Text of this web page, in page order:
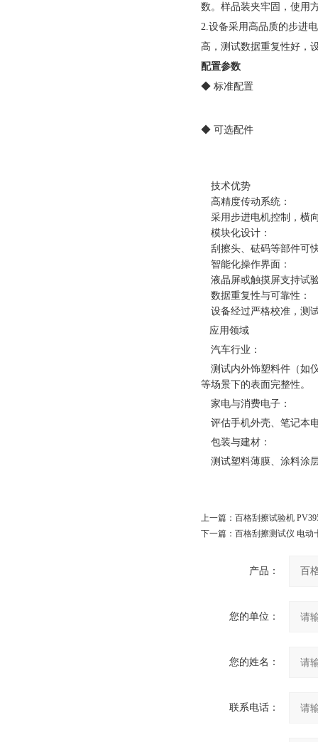
数。样品装夹牢固，使用
2.设备采用高品质的步进
高，测试数据重复性好，
配置参数
◆ 标准配置
◆ 可选配件
技术优势
高精度传动系统：
采用步进电机控制，横
模块化设计：
刮擦头、砝码等部件可
智能化操作界面：
液晶屏或触摸屏支持试
数据重复性与可靠性：
设备经过严格校准，测
应用领域
汽车行业：
测试内外饰塑料件（如
等场景下的表面完整性。
家电与消费电子：
评估手机外壳、笔记本
包装与建材：
测试塑料薄膜、涂料涂
上一篇： 百格刮擦试验机
下一篇： 百格刮擦测试仪 电动
产品：
您的单位：
您的姓名：
联系电话：